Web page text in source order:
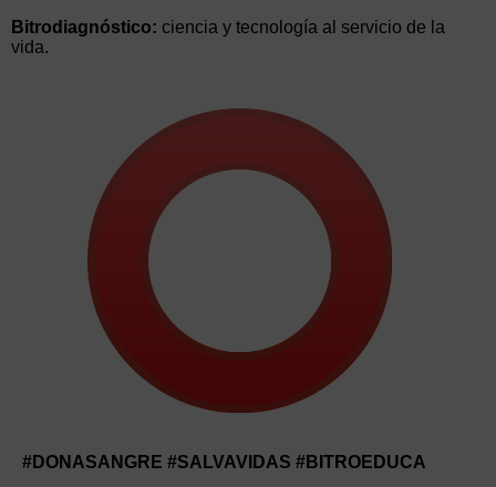
Bitrodiagnóstico: ciencia y tecnología al servicio de la
vida.
#DONASANGRE #SALVAVIDAS #BITROEDUCA